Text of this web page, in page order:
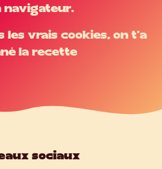
navigateur.
les vrais cookies, on t'a
la recette
sociaux